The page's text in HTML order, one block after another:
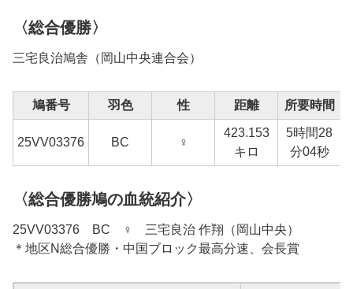
〈総合優勝〉
三宅良治鳩舎（ 岡山中央連合会）
鳩番号 羽色 性 距離 所要時間
25VV03376 BC ♀
423.153
キロ
5時間28
分04秒
〈総合優勝鳩の血統紹介〉
25VV03376 BC ♀ 三宅良治 作翔（岡山中央）
＊地区N総合優勝・中国ブロック最高分速、会長賞